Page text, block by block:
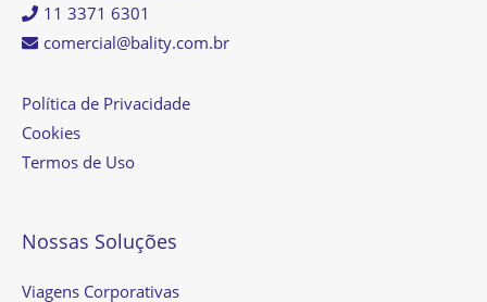
11 3371 6301
comercial@bality.com.br
Política de Privacidade
Cookies
Termos de Uso
Nossas Soluções
Viagens Corporativas